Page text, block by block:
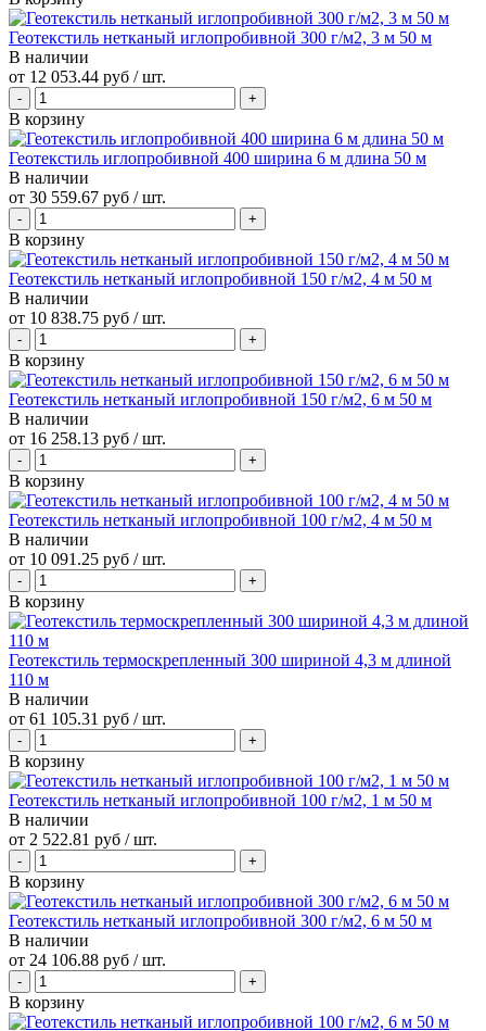
Геотекстиль нетканый иглопробивной 300 г/м2, 3 м 50 м
В наличии
от 12 053.44 руб / шт.
В корзину
Геотекстиль иглопробивной 400 ширина 6 м длина 50 м
В наличии
от 30 559.67 руб / шт.
В корзину
Геотекстиль нетканый иглопробивной 150 г/м2, 4 м 50 м
В наличии
от 10 838.75 руб / шт.
В корзину
Геотекстиль нетканый иглопробивной 150 г/м2, 6 м 50 м
В наличии
от 16 258.13 руб / шт.
В корзину
Геотекстиль нетканый иглопробивной 100 г/м2, 4 м 50 м
В наличии
от 10 091.25 руб / шт.
В корзину
Геотекстиль термоскрепленный 300 шириной 4,3 м длиной
110 м
В наличии
от 61 105.31 руб / шт.
В корзину
Геотекстиль нетканый иглопробивной 100 г/м2, 1 м 50 м
В наличии
от 2 522.81 руб / шт.
В корзину
Геотекстиль нетканый иглопробивной 300 г/м2, 6 м 50 м
В наличии
от 24 106.88 руб / шт.
В корзину